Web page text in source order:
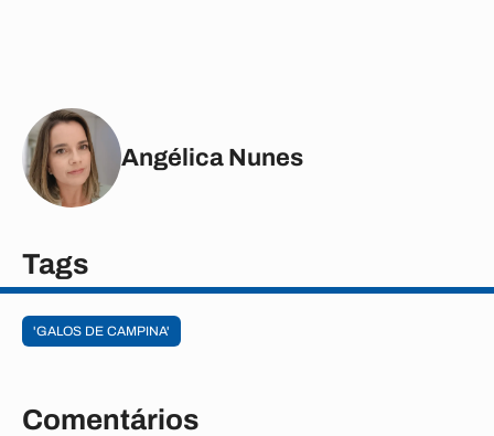
Angélica Nunes
Tags
'GALOS DE CAMPINA'
Comentários